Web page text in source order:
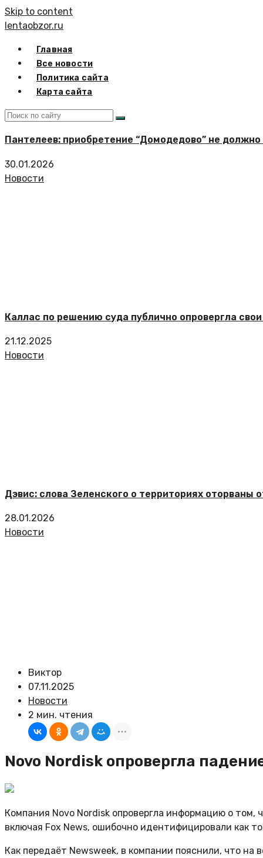
Skip to content
lentaobzor.ru
Главная
Все новости
Политика сайта
Карта сайта
Пантелеев: приобретение “Домодедово” не
30.01.2026
Новости
Каллас по решению суда публично опровергла
21.12.2025
Новости
Дэвис: слова Зеленского о территориях оторваны
28.01.2026
Новости
Виктор
07.11.2025
Новости
2 мин. чтения
Novo Nordisk опровергла
Компания Novo Nordisk опровергла информацию о том,
включая Fox News, ошибочно идентифицировали как
Как передаёт Newsweek, в компании пояснили, что